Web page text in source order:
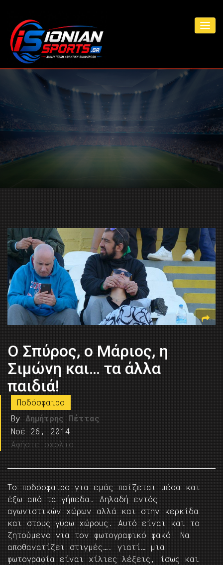
Ο Σπύρος, ο Μάριος, η
Σιμώνη και… τα άλλα
παιδιά!
Ποδόσφαιρο
By Δημήτρης Πέττας
Νοέ 26, 2014
Αφήστε σχόλιο
Το ποδόσφαιρο για εμάς παίζεται μέσα και
έξω από τα γήπεδα. Δηλαδή εντός
αγωνιστικών χώρων αλλά και στην κερκίδα
και στους γύρω χώρους. Αυτό είναι και το
ζητούμενο για τον φωτογραφικό φακό! Να
αποθανατίζει στιγμές…. γιατί… μια
φωτογραφία είναι χίλιες λέξεις, ίσως και